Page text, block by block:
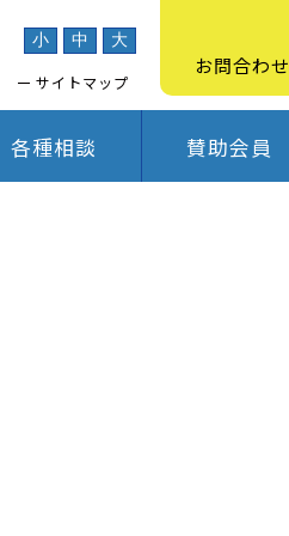
小 中 大
サイトマップ
お問合わせ
各種相談 賛助会員